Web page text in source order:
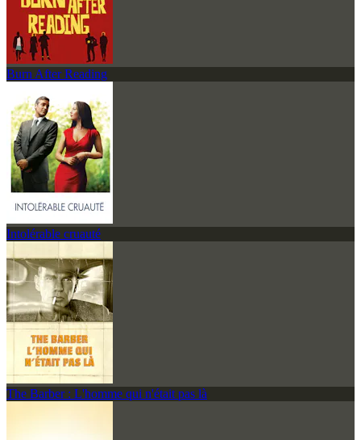
Burn After Reading
Intolérable cruauté
The Barber : L'homme qui n'était pas là